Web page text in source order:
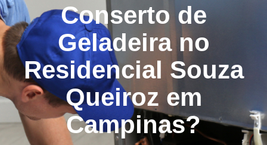
Conserto de
Geladeira no
Residencial Souza
Queiroz em
Campinas?